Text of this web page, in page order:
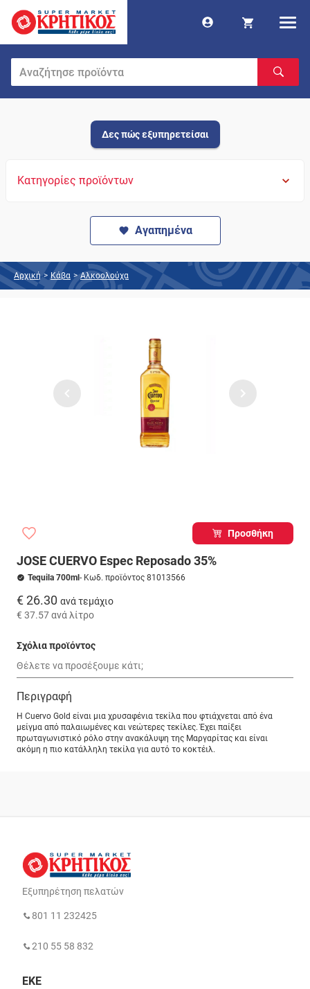
Δες πώς εξυπηρετείσαι
Κατηγορίες προϊόντων
Αγαπημένα
Αρχική > Κάβα > Αλκοολούχα
Προσθήκη
JOSE CUERVO Espec Reposado 35%
Tequila 700ml - Κωδ. προϊόντος 81013566
€ 26.30 ανά τεμάχιο
€ 37.57ανά λίτρο
Σχόλια προϊόντος
Περιγραφή
H Cuervo Gold είναι μια χρυσαφένια τεκίλα που φτιάχνεται από ένα
μείγμα από παλαιωμένες και νεώτερες τεκίλες. Έχει παίξει
πρωταγωνιστικό ρόλο στην ανακάλυψη της Μαργαρίτας και είναι
ακόμη η πιο κατάλληλη τεκίλα για αυτό το κοκτέιλ.
Εξυπηρέτηση πελατών
801 11 232425
210 55 58 832
ΕΚΕ